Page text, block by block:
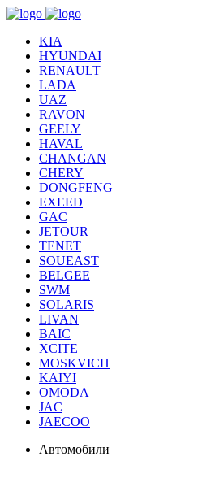
KIA
HYUNDAI
RENAULT
LADA
UAZ
RAVON
GEELY
HAVAL
CHANGAN
CHERY
DONGFENG
EXEED
GAC
JETOUR
TENET
SOUEAST
BELGEE
SWM
SOLARIS
LIVAN
BAIC
XCITE
MOSKVICH
KAIYI
OMODA
JAC
JAECOO
Автомобили